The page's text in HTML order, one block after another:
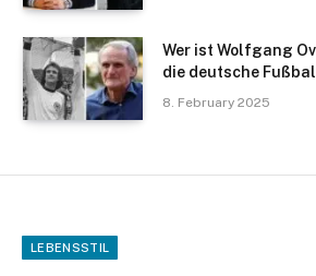
Wer ist Wolfgang
die deutsche
8. February 2025
LEBENSSTIL